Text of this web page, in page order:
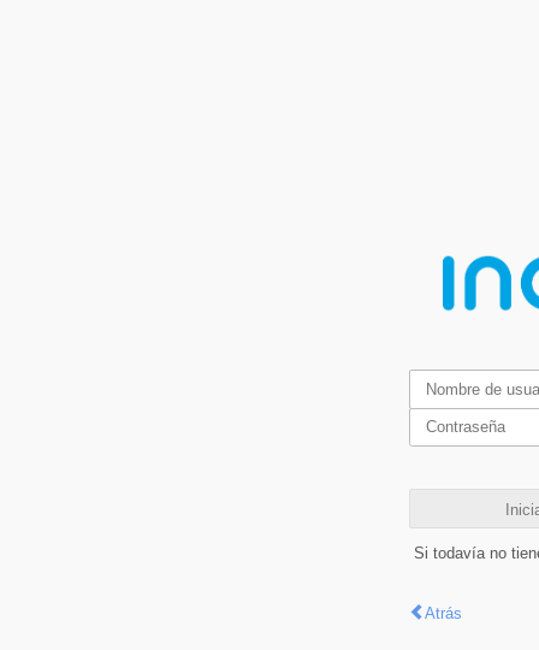
Si todavía no
Atrás